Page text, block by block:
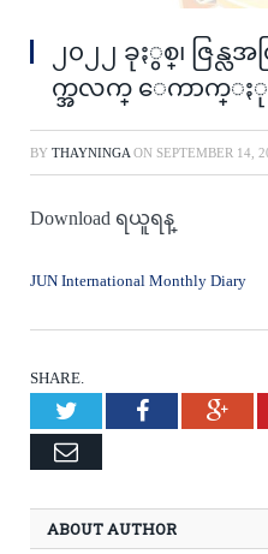
၂၀၂၂ ခုႏွစ္၊ ဇြ
က္အလက္ ေကာက္ႏုတ္ခ်
BY THAYNINGA ON SEPTEMBER 14,
Download ရယူရန္
JUN International Monthly Diary
SHARE.
TwitterFacebook
Email
ABOUT AUTHOR